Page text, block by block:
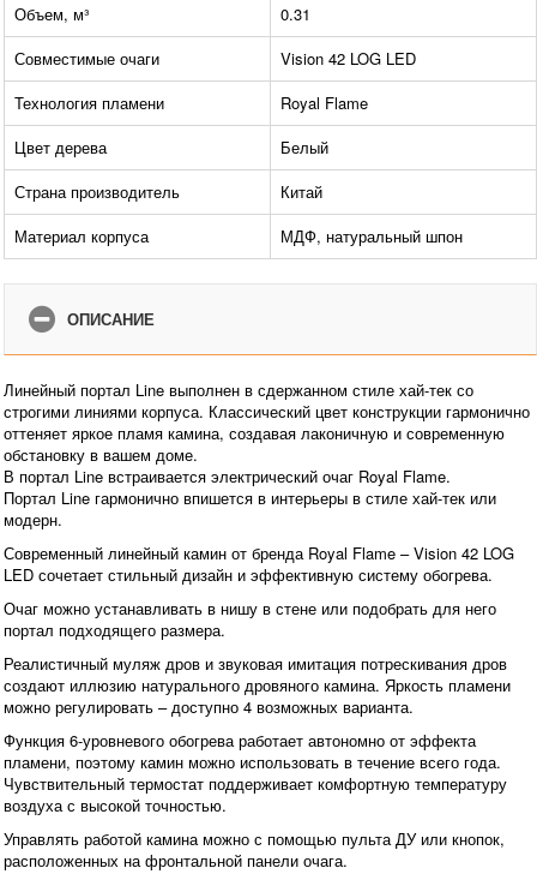
Объем, м³
0.31
Совместимые очаги
Vision 42 LOG LED
Технология пламени
Royal Flame
Цвет дерева
Белый
Страна производитель
Китай
Материал корпуса
МДФ, натуральный шпон
ОПИСАНИЕ
Линейный портал Line выполнен в сдержанном стиле хай-тек со
строгими линиями корпуса. Классический цвет конструкции гармонично
оттеняет яркое пламя камина, создавая лаконичную и современную
обстановку в вашем доме.
В портал Line встраивается электрический очаг Royal Flame.
Портал Line гармонично впишется в интерьеры в стиле хай-тек или
модерн.
Современный линейный камин от бренда Royal Flame – Vision 42 LOG
LED сочетает стильный дизайн и эффективную систему обогрева.
Очаг можно устанавливать в нишу в стене или подобрать для него
портал подходящего размера.
Реалистичный муляж дров и звуковая имитация потрескивания дров
создают иллюзию натурального дровяного камина. Яркость пламени
можно регулировать – доступно 4 возможных варианта.
Функция 6-уровневого обогрева работает автономно от эффекта
пламени, поэтому камин можно использовать в течение всего года.
Чувствительный термостат поддерживает комфортную температуру
воздуха с высокой точностью.
Управлять работой камина можно с помощью пульта ДУ или кнопок,
расположенных на фронтальной панели очага.